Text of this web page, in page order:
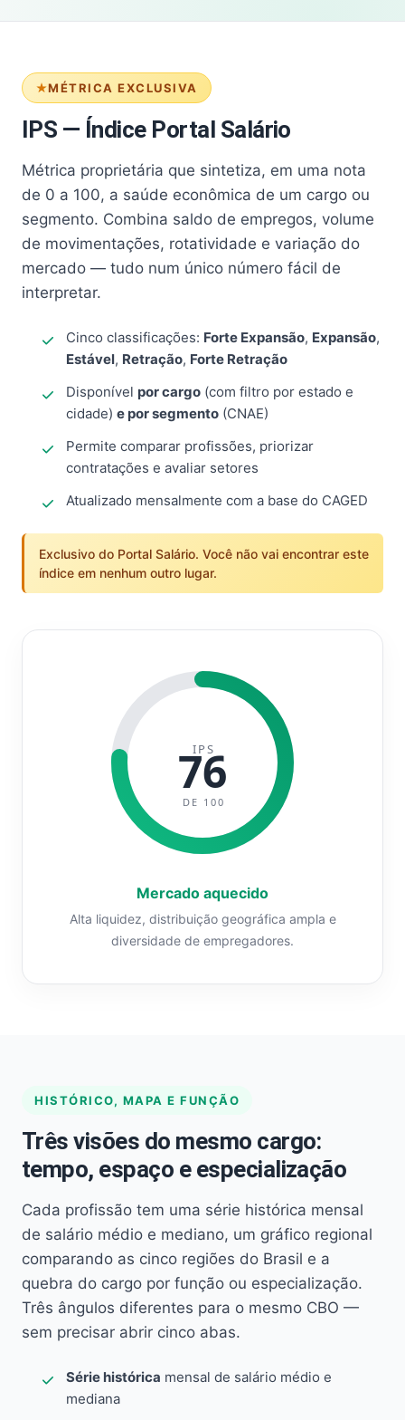
MÉTRICA EXCLUSIVA
IPS — Índice Portal Salário
Métrica proprietária que sintetiza, em uma nota
de 0 a 100, a saúde econômica de um cargo ou
segmento. Combina saldo de empregos, volume
de movimentações, rotatividade e variação do
mercado — tudo num único número fácil de
interpretar.
Cinco classificações: Forte Expansão, Expansão,
Estável, Retração, Forte Retração
Disponível por cargo (com filtro por estado e
cidade) e por segmento (CNAE)
Permite comparar profissões, priorizar
contratações e avaliar setores
Atualizado mensalmente com a base do CAGED
Exclusivo do Portal Salário. Você não vai encontrar este
índice em nenhum outro lugar.
IPS
76
DE 100
Mercado aquecido
Alta liquidez, distribuição geográfica ampla e
diversidade de empregadores.
HISTÓRICO, MAPA E FUNÇÃO
Três visões do mesmo cargo:
tempo, espaço e especialização
Cada profissão tem uma série histórica mensal
de salário médio e mediano, um gráfico regional
comparando as cinco regiões do Brasil e a
quebra do cargo por função ou especialização.
Três ângulos diferentes para o mesmo CBO —
sem precisar abrir cinco abas.
Série histórica mensal de salário médio e
mediana